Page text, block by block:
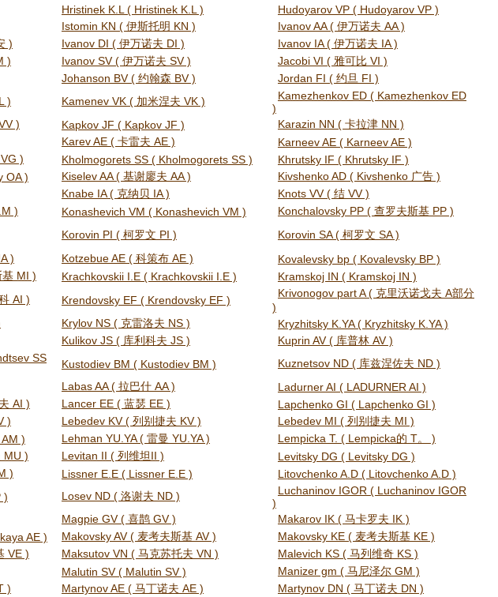
Hristinek K.L ( Hristinek K.L )
Hudoyarov VP ( Hudoyarov VP )
Istomin KN ( 伊斯托明 KN )
Ivanov AA ( 伊万诺夫 AA )
) Ivanov DI ( 伊万诺夫 DI )
Ivanov IA ( 伊万诺夫 IA )
) Ivanov SV ( 伊万诺夫 SV )
Jacobi VI ( 雅可比 VI )
Johanson BV ( 约翰森 BV )
Jordan FI ( 约旦 FI )
) Kamenev VK ( 加米涅夫 VK )
Kamezhenkov ED ( Kamezhenkov ED
)
) Kapkov JF ( Kapkov JF )
Karazin NN ( 卡拉津 NN )
Karev AE ( 卡雷夫 AE )
Karneev AE ( Karneev AE )
) Kholmogorets SS ( Kholmogorets SS )
Khrutsky IF ( Khrutsky IF )
OA ) Kiselev AA ( 基谢廖夫 AA )
Kivshenko AD ( Kivshenko 广告 )
Knabe IA ( 克纳贝 IA )
Knots VV ( 结 VV )
) Konashevich VM ( Konashevich VM )
Konchalovsky PP ( 查罗夫斯基 PP )
Korovin PI ( 柯罗文 PI )
Korovin SA ( 柯罗文 SA )
) Kotzebue AE ( 科策布 AE )
Kovalevsky bp ( Kovalevsky BP )
MI ) Krachkovskii I.E ( Krachkovskii I.E )
Kramskoj IN ( Kramskoj IN )
AI ) Krendovsky EF ( Krendovsky EF )
Krivonogov part A ( 克里沃诺戈夫 A部分
)
Krylov NS ( 克雷洛夫 NS )
Kryzhitsky K.YA ( Kryzhitsky K.YA )
Kulikov JS ( 库利科夫 JS )
Kuprin AV ( 库普林 AV )
SS
Kustodiev BM ( Kustodiev BM )
Kuznetsov ND ( 库兹涅佐夫 ND )
Labas AA ( 拉巴什 AA )
Ladurner AI ( LADURNER AI )
AI ) Lancer EE ( 蓝瑟 EE )
Lapchenko GI ( Lapchenko GI )
) Lebedev KV ( 列别捷夫 KV )
Lebedev MI ( 列别捷夫 MI )
) Lehman YU.YA ( 雷曼 YU.YA )
Lempicka T. ( Lempicka的 T。 )
MU ) Levitan II ( 列维坦II )
Levitsky DG ( Levitsky DG )
) Lissner E.E ( Lissner E.E )
Litovchenko A.D ( Litovchenko A.D )
) Losev ND ( 洛谢夫 ND )
Luchaninov IGOR ( Luchaninov IGOR
)
Magpie GV ( 喜鹊 GV )
Makarov IK ( 马卡罗夫 IK )
AE ) Makovsky AV ( 麦考夫斯基 AV )
Makovsky KE ( 麦考夫斯基 KE )
VE ) Maksutov VN ( 马克苏托夫 VN )
Malevich KS ( 马列维奇 KS )
Malutin SV ( Malutin SV )
Manizer gm ( 马尼泽尔 GM )
) Martynov AE ( 马丁诺夫 AE )
Martynov DN ( 马丁诺夫 DN )